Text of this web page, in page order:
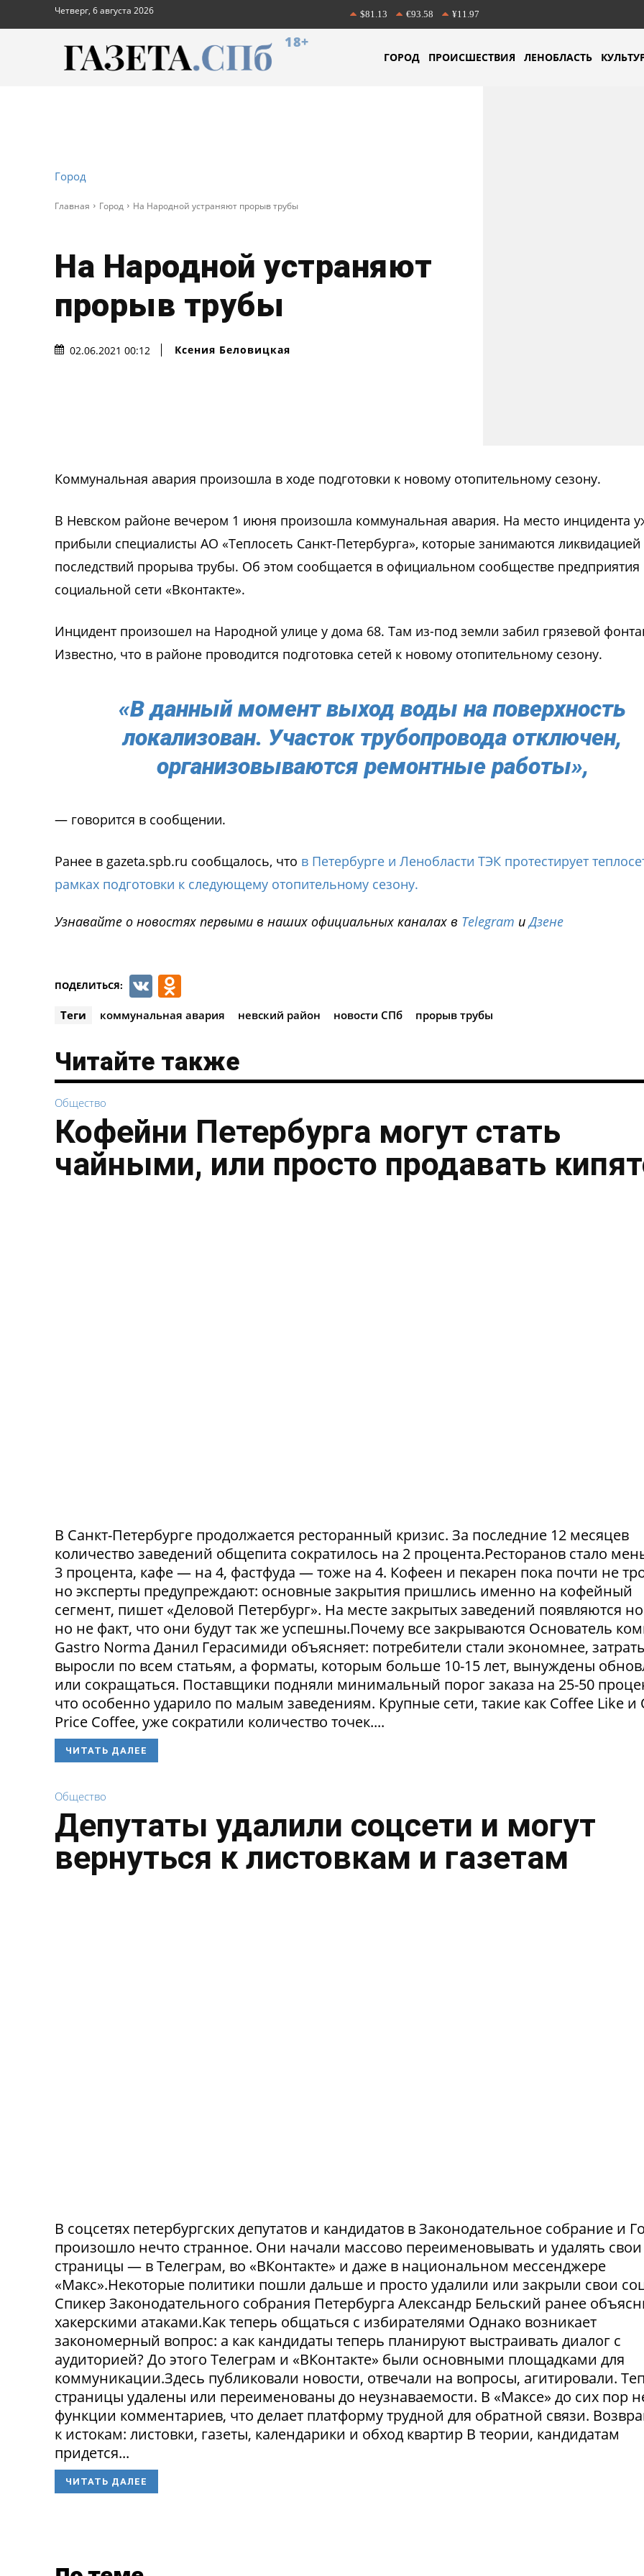
Четверг, 6 августа 2026 $81.13 €93.58 ¥11.97
18+
ГОРОД ПРОИСШЕСТВИЯ ЛЕНОБЛАСТЬ
Город
Главная Город На Народной устраняют прорыв трубы
На Народной устраняют
прорыв трубы
02.06.2021 00:12 Ксения Беловицкая
Коммунальная авария произошла в ходе подготовки к новому отопительному сезону.
В Невском районе вечером 1 июня произошла коммунальная авария. На место инцидента
прибыли специалисты АО «Теплосеть Санкт-Петербурга», которые занимаются ликвидацией
последствий прорыва трубы. Об этом сообщается в официальном сообществе предприятия
социальной сети «Вконтакте».
Инцидент произошел на Народной улице у дома 68. Там из-под земли забил грязевой
Известно, что в районе проводится подготовка сетей к новому отопительному сезону.
«В данный момент выход воды на поверхность
локализован. Участок трубопровода отключен,
организовываются ремонтные работы»,
— говорится в сообщении.
Ранее в gazeta.spb.ru сообщалось, что в Петербурге и Ленобласти ТЭК протестирует
рамках подготовки к следующему отопительному сезону.
Узнавайте о новостях первыми в наших официальных каналах в Telegram иДзене
ПОДЕЛИТЬСЯ: VK
Теги коммунальная авария невский район новости СПб прорыв трубы
Читайте также
Общество
Кофейни Петербурга могут стать
чайными, или просто продавать
В Санкт-Петербурге продолжается ресторанный кризис. За последние 12 месяцев
количество заведений общепита сократилось на 2 процента.Ресторанов стало
3 процента, кафе — на 4, фастфуда — тоже на 4. Кофеен и пекарен пока почти не
но эксперты предупреждают: основные закрытия пришлись именно на кофейный
сегмент, пишет «Деловой Петербург». На месте закрытых заведений появляются
но не факт, что они будут так же успешны.Почему все закрываются Основатель
Gastro Norma Данил Герасимиди объясняет: потребители стали экономнее,
выросли по всем статьям, а форматы, которым больше 10-15 лет, вынуждены
или сокращаться. Поставщики подняли минимальный порог заказа на 25-50
что особенно ударило по малым заведениям. Крупные сети, такие как Coffee Like и
Price Coffee, уже сократили количество точек....
ЧИТАТЬ ДАЛЕЕ
Общество
Депутаты удалили соцсети и могут
вернуться к листовкам и газетам
В соцсетях петербургских депутатов и кандидатов в Законодательное собрание и
произошло нечто странное. Они начали массово переименовывать и удалять свои
страницы — в Телеграм, во «ВКонтакте» и даже в национальном мессенджере
«Макс».Некоторые политики пошли дальше и просто удалили или закрыли свои
Спикер Законодательного собрания Петербурга Александр Бельский ранее
хакерскими атаками.Как теперь общаться с избирателями Однако возникает
закономерный вопрос: а как кандидаты теперь планируют выстраивать диалог с
аудиторией? До этого Телеграм и «ВКонтакте» были основными площадками для
коммуникации.Здесь публиковали новости, отвечали на вопросы, агитировали.
страницы удалены или переименованы до неузнаваемости. В «Максе» до сих пор
функции комментариев, что делает платформу трудной для обратной связи.
к истокам: листовки, газеты, календарики и обход квартир В теории, кандидатам
придется...
ЧИТАТЬ ДАЛЕЕ